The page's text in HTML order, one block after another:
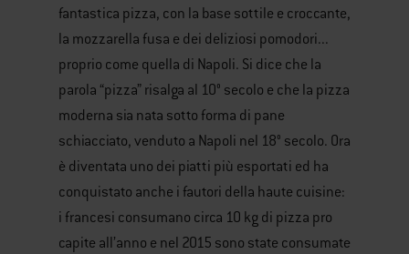
fantastica pizza, con la base sottile e croccante,
la mozzarella fusa e dei deliziosi pomodori...
proprio come quella di Napoli. Si dice che la
parola “pizza” risalga al 10° secolo e che la pizza
moderna sia nata sotto forma di pane
schiacciato, venduto a Napoli nel 18° secolo. Ora
è diventata uno dei piatti più esportati ed ha
conquistato anche i fautori della haute cuisine:
i francesi consumano circa 10 kg di pizza pro
capite all’anno e nel 2015 sono state consumate